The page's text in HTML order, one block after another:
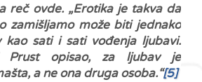
reč ovde. „Erotika je takva da
zamišljamo može biti jednako
kao sati i sati vođenja ljubavi.
Prust opisao, za ljubav je
a ne ona druga osoba.“[5]